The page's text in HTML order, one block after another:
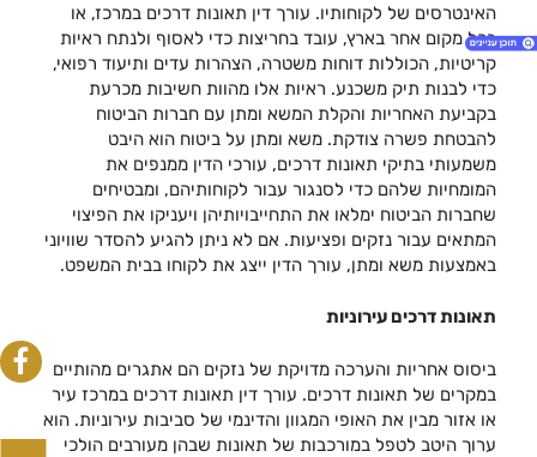
האינטרסים של לקוחותיו. עורך דין תאונות דרכים במרכז, או
בכל מקום אחר בארץ, עובד בחריצות כדי לאסוף ולנתח ראיות
קריטיות, הכוללות דוחות משטרה, הצהרות עדים ותיעוד רפואי,
כדי לבנות תיק משכנע. ראיות אלו מהוות חשיבות מכרעת
בקביעת האחריות והקלת המשא ומתן עם חברות הביטוח
להבטחת פשרה צודקת. משא ומתן על ביטוח הוא היבט
משמעותי בתיקי תאונות דרכים, עורכי הדין ממנפים את
המומחיות שלהם כדי לסנגור עבור לקוחותיהם, ומבטיחים
שחברות הביטוח ימלאו את התחייבויותיהן ויעניקו את הפיצוי
המתאים עבור נזקים ופציעות. אם לא ניתן להגיע להסדר שוויוני
באמצעות משא ומתן, עורך הדין ייצג את לקוחו בבית המשפט.
תאונות דרכים עירוניות
ביסוס אחריות והערכה מדויקת של נזקים הם אתגרים מהותיים
במקרים של תאונות דרכים. עורך דין תאונות דרכים במרכז עיר
או אזור מבין את האופי המגוון והדינמי של סביבות עירוניות. הוא
ערוך היטב לטפל במורכבות של תאונות שבהן מעורבים הולכי